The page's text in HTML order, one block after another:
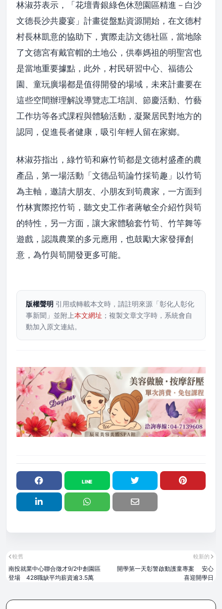
林淑芬表示，「花壇青銀綠色休憩園區精進－白沙
文德長沙共慶宴」計畫從盤點資源開始，在文德村
村長林凱意的協助下，實際走訪文德社區，當地除
了文德宮有戴官帽的土地公，供奉媽祖的明聖宮也
是當地重要據點，此外，村民研習中心、福德公
園、童玩廣場都是值得開發的場域，未來計畫要在
這些空間辦理解說導覽志工培訓、節慶活動、竹藝
工作坊等各式課程與體驗活動，凝聚居民對地方的
認同，促進長者健康，吸引年輕人留在家鄉。
林淑芬指出，綠竹筍和麻竹筍都是文德村盛產的農
產品，第一場活動「文德品筍論竹採筍趣」以竹筍
為主軸，邀請大朋友、小朋友到筍農家，一方面到
竹林實際挖竹筍，聽文史工作者蔣敏全介紹竹與筍
的特性，另一方面，讓大家體驗套竹筍、竹竿舞等
遊戲，認識農業的多元應用，也鼓勵大家發揮創
意，為竹與筍開發更多可能。
版權聲明 引用或轉載本文時，請註明來源「彰化人彰化
事新聞」並附上本文網址 ；複製文章文字時，系統會自
動加入原文連結。
較新的
開學第一天彰警啟動護童專案 安心
喜迎開學日
較舊
南投就業中心聯合徵才9/2中創園區
登場 428職缺平均薪資逾3.5萬